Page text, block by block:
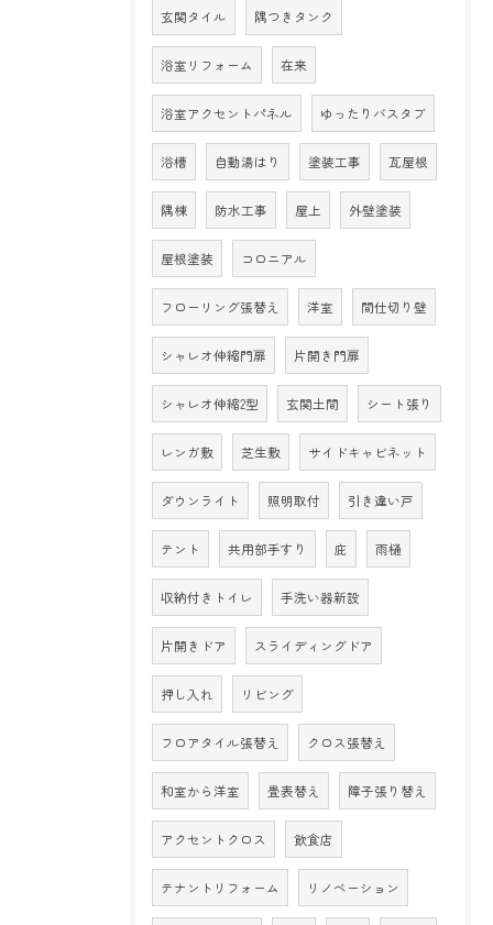
玄関タイル 隅つきタンク
浴室リフォーム 在来
浴室アクセントパネル ゆったりバスタブ
浴槽 自動湯はり 塗装工事 瓦屋根
隅棟 防水工事 屋上 外壁塗装
屋根塗装 コロニアル
フローリング張替え 洋室 間仕切り壁
シャレオ伸縮門扉 片開き門扉
シャレオ伸縮2型 玄関土間 シート張り
レンガ敷 芝生敷 サイドキャビネット
ダウンライト 照明取付 引き違い戸
テント 共用部手すり 庇 雨樋
収納付きトイレ 手洗い器新設
片開きドア スライディングドア
押し入れ リビング
フロアタイル張替え クロス張替え
和室から洋室 畳表替え 障子張り替え
アクセントクロス 飲食店
テナントリフォーム リノベーション